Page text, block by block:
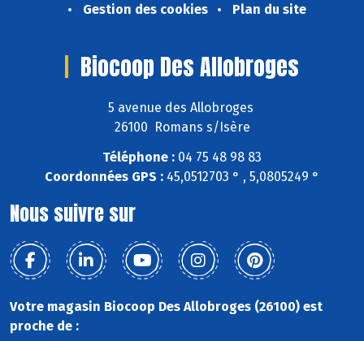
Gestion des cookies
Plan du site
Biocoop Des Allobroges
5 avenue des Allobroges
26100 Romans s/Isère
Téléphone : 04 75 48 98 83
Coordonnées GPS : 45,0512703 ° , 5,0805249 °
Nous suivre sur
Votre magasin Biocoop Des Allobroges (26100) est
proche de :